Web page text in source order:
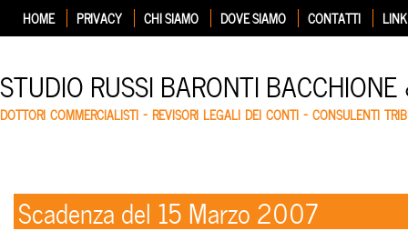
HOME PRIVACY CHI SIAMO DOVE SIAMO CONTATTI LINK
STUDIO RUSSI BARONTI
DOTTORI COMMERCIALISTI – REVISORI LEGALI DEI CONTI – CONSULENTI
Scadenza del 15 Marzo 2007